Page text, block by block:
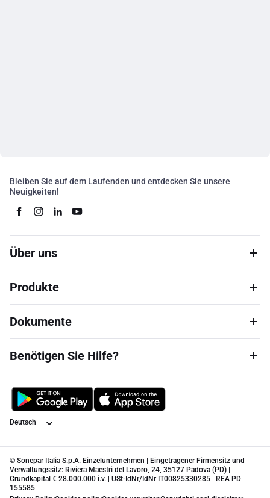
Bleiben Sie auf dem Laufenden und entdecken Sie unsere
Neuigkeiten!
Über uns
Produkte
Dokumente
Benötigen Sie Hilfe?
Sprache
© Sonepar Italia S.p.A. Einzelunternehmen | Eingetragener Firmensitz und
Verwaltungssitz: Riviera Maestri del Lavoro, 24, 35127 Padova (PD) |
Grundkapital € 28.000.000 i.v. | USt-IdNr/IdNr IT00825330285 | REA PD
155585